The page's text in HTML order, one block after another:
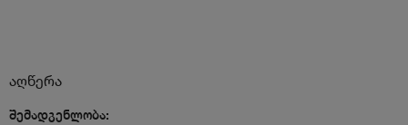
აღწერა
შემადგენლობა: